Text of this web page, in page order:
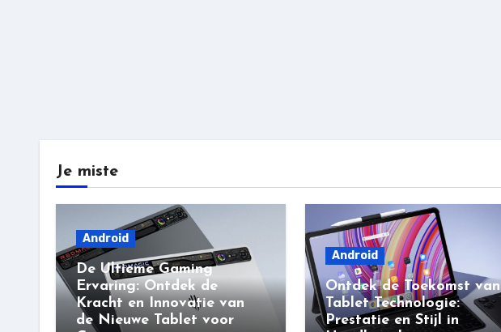
Je miste
Android
De Ultieme Gaming
Ervaring: Ontdek de
Kracht en Innovatie van
de Nieuwe Tablet voor
Android
Ontdek de Toekomst van
Tablet Technologie:
Prestatie en Stijl in